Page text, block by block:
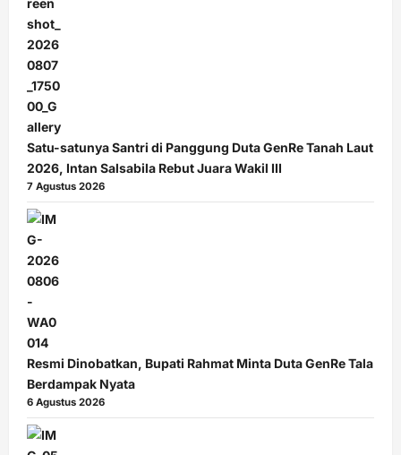
Satu-satunya Santri di Panggung Duta GenRe Tanah Laut
2026, Intan Salsabila Rebut Juara Wakil III
7 Agustus 2026
Resmi Dinobatkan, Bupati Rahmat Minta Duta GenRe Tala
Berdampak Nyata
6 Agustus 2026